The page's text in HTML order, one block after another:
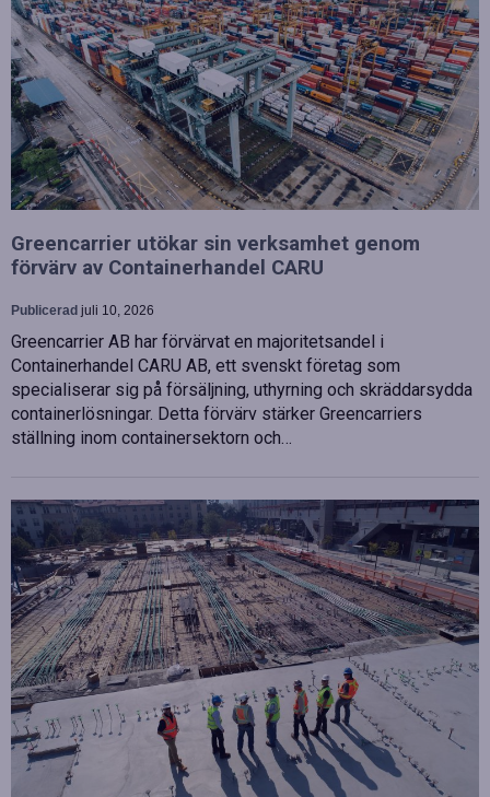
Greencarrier utökar sin verksamhet genom
förvärv av Containerhandel CARU
Publicerad juli 10, 2026
Greencarrier AB har förvärvat en majoritetsandel i
Containerhandel CARU AB, ett svenskt företag som
specialiserar sig på försäljning, uthyrning och skräddarsydda
containerlösningar. Detta förvärv stärker Greencarriers
ställning inom containersektorn och…